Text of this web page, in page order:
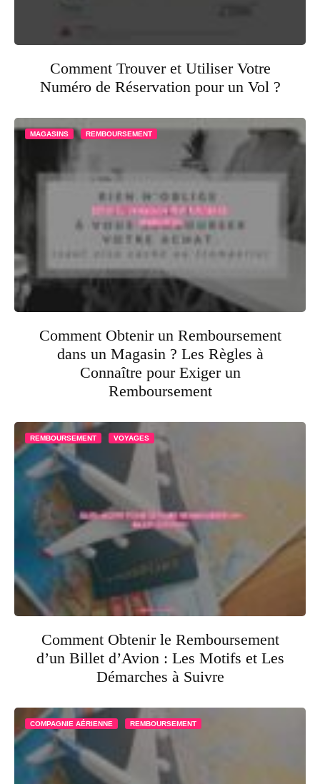
Comment Trouver et Utiliser Votre
Numéro de Réservation pour un Vol ?
MAGASINS REMBOURSEMENT
Comment Obtenir un Remboursement
dans un Magasin ? Les Règles à
Connaître pour Exiger un
Remboursement
REMBOURSEMENT VOYAGES
Comment Obtenir le Remboursement
d’un Billet d’Avion : Les Motifs et Les
Démarches à Suivre
COMPAGNIE AÉRIENNE REMBOURSEMENT